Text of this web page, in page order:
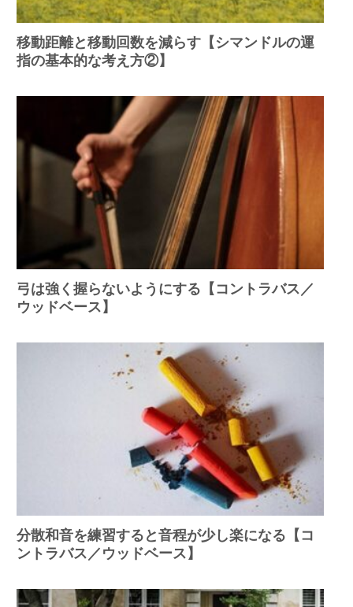
移動距離と移動回数を減らす【シマンドルの運
指の基本的な考え方②】
弓は強く握らないようにする【コントラバス／
ウッドベース】
分散和音を練習すると音程が少し楽になる【コ
ントラバス／ウッドベース】